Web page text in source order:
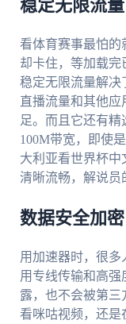
稳定无限流
看体育赛事最怕
却卡住，等加载完
稳定无限流量解决
直播流量和其他
足。而且它还有
100M带宽，即使
大利亚看世界杯中
清晰流畅，解说员
数据安全加
用加速器时，很多
用专线传输和高
露，也不会被第三
看咪咕视频，还是